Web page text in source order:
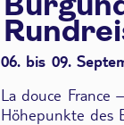
06. bis 09.
La douce France
Höhepunkte des